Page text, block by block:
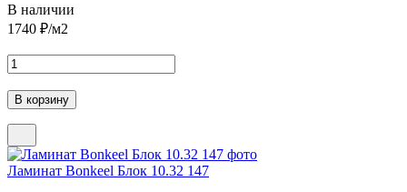
В наличии
1740 ₽/м2
Ламинат Bonkeel Блок 10.32 147